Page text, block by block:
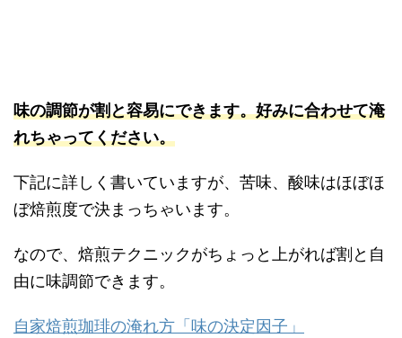
味の調節が割と容易にできます。好みに合わせて淹
れちゃってください。
下記に詳しく書いていますが、苦味、酸味はほぼほ
ぼ焙煎度で決まっちゃいます。
なので、焙煎テクニックがちょっと上がれば割と自
由に味調節できます。
自家焙煎珈琲の淹れ方「味の決定因子」